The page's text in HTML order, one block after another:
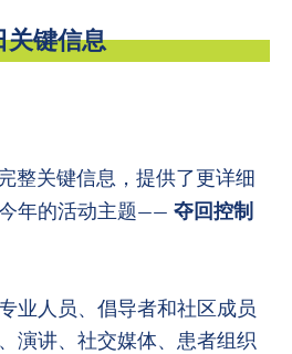
关键信息
整关键信息，提供了更详细
年的活动主题—— 夺回控制
业人员、倡导者和社区成员
演讲、社交媒体、患者组织